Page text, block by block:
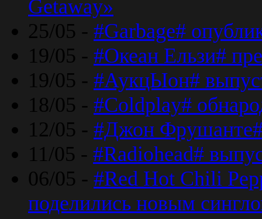
Getaway»
25/05 - #Garbage#
19/05 - #Океан Ельзи#
19/05 - #АукцЫон#
18/05 - #Coldplay#
12/05 - #Джон
11/05 - #Radiohead#
06/05 - #Red Hot Chili
поделились новым